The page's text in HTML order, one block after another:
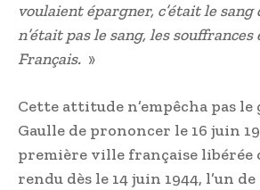
voulaient épargner, c’était le sang
n’était pas le sang, les souffrances
Français. »
Cette attitude n’empêcha pas le
Gaulle de prononcer le 16 juin
première ville française libérée
rendu dès le 14 juin 1944, l’un